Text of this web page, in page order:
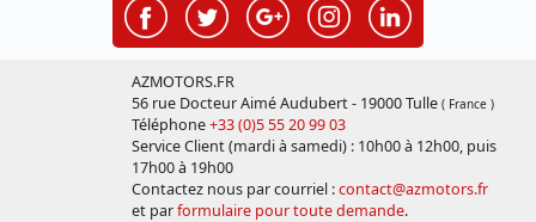
AZMOTORS.FR
56 rue Docteur Aimé Audubert - 19000 Tulle ( France )
Téléphone+33 (0)5 55 20 99 03
Service Client (mardi à samedi) : 10h00 à 12h00, puis
17h00 à 19h00
Contactez nous par courriel :contact@azmotors.fr
et parformulaire pour toute demande.